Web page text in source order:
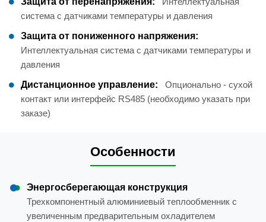
система с датчиками температуры и давления
Защита от пониженного напряжения:
Интеллектуальная система с датчиками температуры и
давления
Дистанционное управление:
Опционально - сухой
контакт или интерфейс RS485 (необходимо указать при
заказе)
Особенности
Энергосберегающая конструкция
Трехкомпонентный алюминиевый теплообменник с
увеличенным предварительным охладителем